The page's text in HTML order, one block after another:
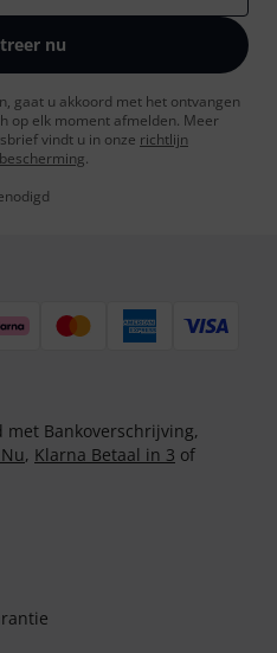
nu
gaat u akkoord met het ontvangen
op elk moment afmelden. Meer
vindt u in onze richtlijn
.
Bankoverschrijving,
, Klarna Betaal in 3 of